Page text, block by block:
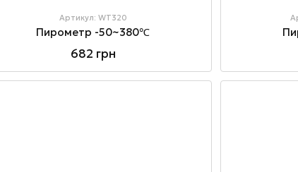
Артикул: WT320
Пирометр -50~380℃
682 грн